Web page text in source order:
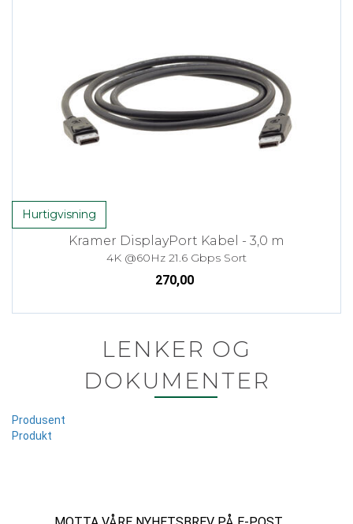
Hurtigvisning
Kramer DisplayPort Kabel - 3,0 m
4K @60Hz 21.6 Gbps Sort
270,00
LENKER OG
DOKUMENTER
Produsent
Produkt